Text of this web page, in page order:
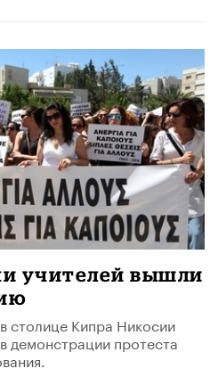
учителей вышли
столице Кипра Никосии
демонстрации протеста